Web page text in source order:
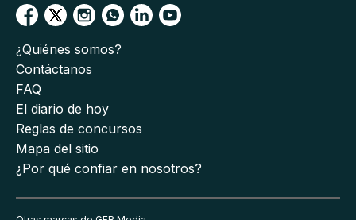
¿Quiénes somos?
Contáctanos
FAQ
El diario de hoy
Reglas de concursos
Mapa del sitio
¿Por qué confiar en nosotros?